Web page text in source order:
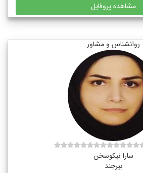
مشاهده پروفایل
روانشناس و مشاور
سارا نیکوسخن
بیرجند